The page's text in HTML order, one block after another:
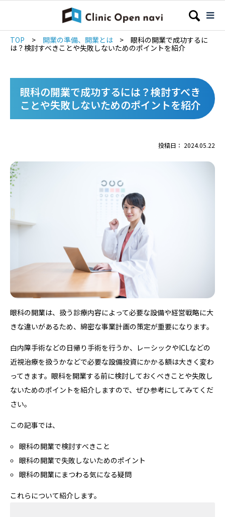
TOP > 開業の準備、開業とは >
眼科の開業で成功するに
は？検討すべきことや失敗しないためのポイントを紹介
眼科の開業で成功するには？検討すべき
ことや失敗しないためのポイントを紹介
投稿日： 2024.05.22
眼科の開業は、扱う診療内容によって必要な設備や経営戦略に大
きな違いがあるため、綿密な事業計画の策定が重要になります。
白内障手術などの日帰り手術を行うか、レーシックやICLなどの
近視治療を扱うかなどで必要な設備投資にかかる額は大きく変わ
ってきます。眼科を開業する前に検討しておくべきことや失敗し
ないためのポイントを紹介しますので、ぜひ参考にしてみてくだ
さい。
この記事では、
眼科の開業で検討すべきこと
眼科の開業で失敗しないためのポイント
眼科の開業にまつわる気になる疑問
これらについて紹介します。